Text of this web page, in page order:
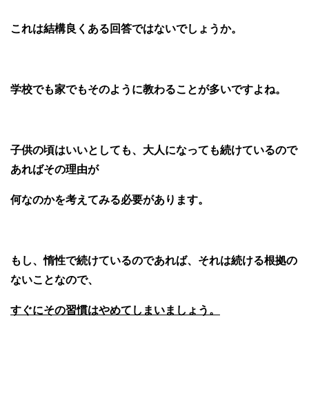
これは結構良くある回答ではないでしょうか。
学校でも家でもそのように教わることが多いですよね。
子供の頃はいいとしても、大人になっても続けているので
あればその理由が
何なのかを考えてみる必要があります。
もし、惰性で続けているのであれば、それは続ける根拠の
ないことなので、
すぐにその習慣はやめてしまいましょう。